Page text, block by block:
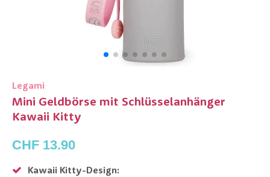
Legami
Mini Geldbörse mit Schlüsselanhänger
Kawaii Kitty
CHF 13.90
Kawaii Kitty-Design: